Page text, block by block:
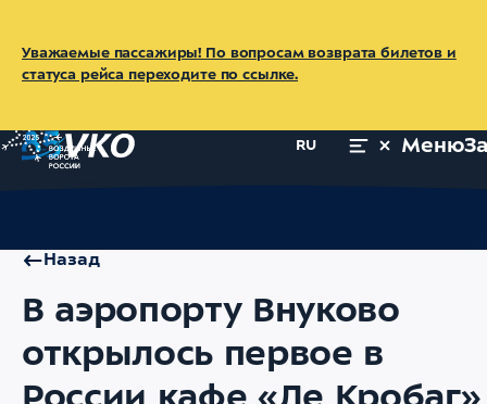
Уважаемые пассажиры! По вопросам возврата билетов и
статуса рейса переходите по ссылке.
RU Меню
Назад
В аэропорту Внуково
открылось первое в